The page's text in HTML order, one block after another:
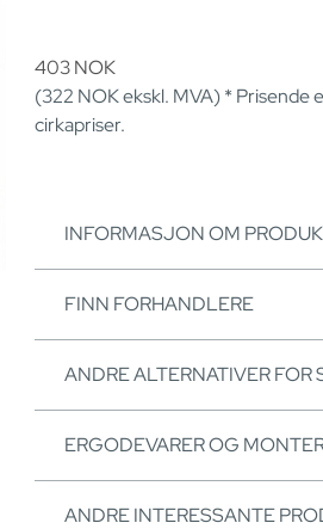
403NOK
(322 NOKekskl. MVA) * Prisende
cirkapriser.
INFORMASJON OM
FINN FORHANDLERE
ANDRE ALTERNATIVER FOR
ERGODEVARER OG
ANDRE INTERESSANTE